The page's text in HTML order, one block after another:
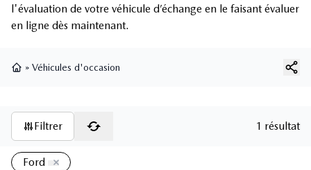
l'évaluation de votre véhicule d’échange en le faisant évaluer
en ligne dès maintenant.
» Véhicules d'occasion
Filtrer 1 résultat
Ford